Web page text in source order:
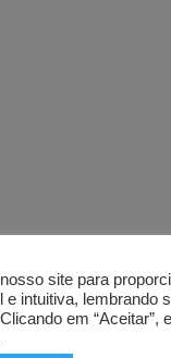
site para
e intuitiva, lembrando
em “Aceitar”,